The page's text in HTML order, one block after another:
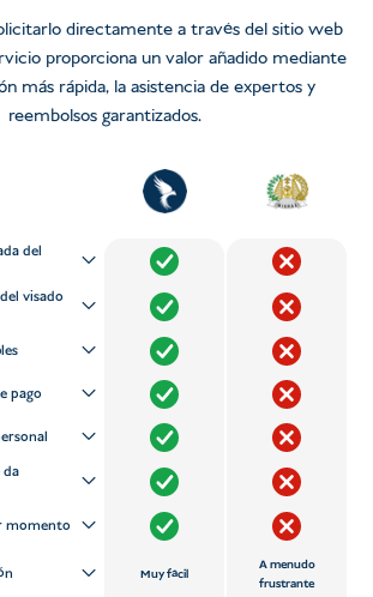
directamente a través del sitio web
proporciona un valor añadido mediante
más rápida, la asistencia de expertos y
reembolsos garantizados.
del
visado
pago
da
momento
Muy fácil
A menudo
frustrante